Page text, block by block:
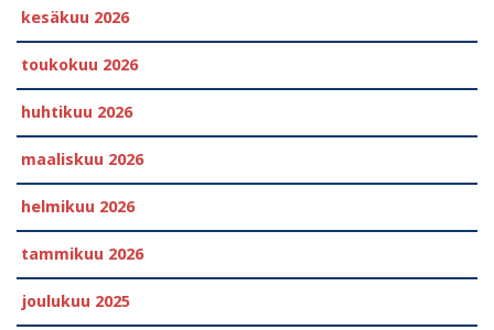
kesäkuu 2026
toukokuu 2026
huhtikuu 2026
maaliskuu 2026
helmikuu 2026
tammikuu 2026
joulukuu 2025